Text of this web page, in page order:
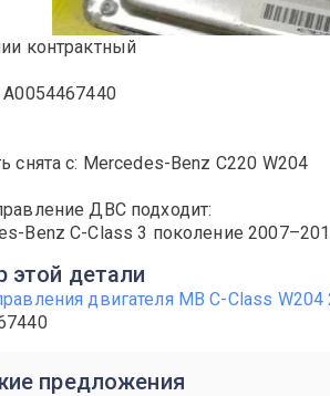
контрактный
A0054467440
снята с: Mercedes-Benz C220 W204
ДВС подходит:
Benz C-Class 3 поколение
этой детали
двигателя MB C-Class
предложения